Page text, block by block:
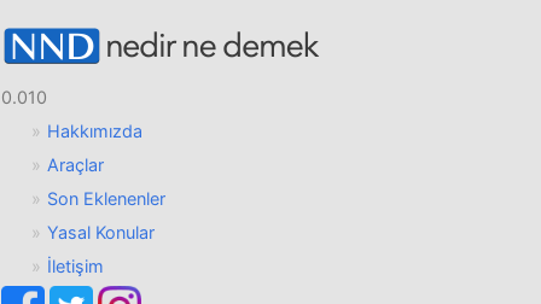
0.010
Hakkımızda
Araçlar
Son Eklenenler
Yasal Konular
İletişim